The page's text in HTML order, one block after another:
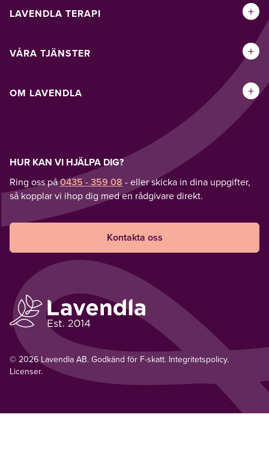
LAVENDLA TERAPI +
VÅRA TJÄNSTER +
OM LAVENDLA +
HUR KAN VI HJÄLPA DIG?
Ring oss på0435 - 359 08 - eller skicka in dina uppgifter,
så kopplar vi ihop dig med en rådgivare direkt.
Kontakta oss
© 2026 Lavendla AB. Godkänd för F-skatt. Integritetspolicy.
Licenser.